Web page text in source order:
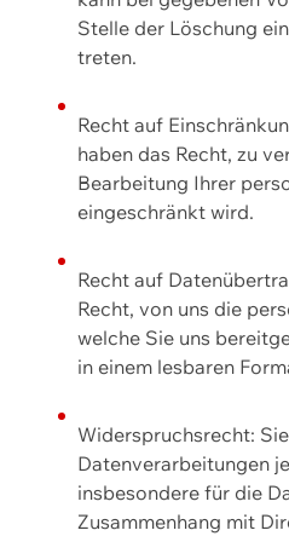
Stelle der Löschung
treten.
Recht auf
haben das Recht, zu
Bearbeitung Ihrer
eingeschränkt wird.
Recht auf
Recht, von uns die
welche Sie uns
in einem lesbaren
Widerspruchsrecht:
Datenverarbeitungen
insbesondere für die
Zusammenhang mit